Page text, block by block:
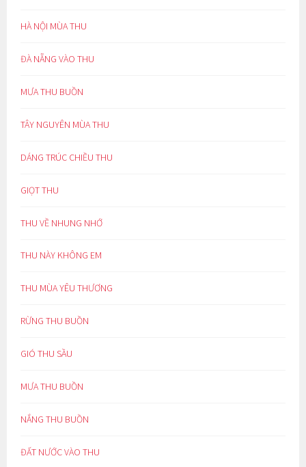
HÀ NỘI MÙA THU
ĐÀ NẴNG VÀO THU
MƯA THU BUỒN
TÂY NGUYÊN MÙA THU
DÁNG TRÚC CHIỀU THU
GIỌT THU
THU VỀ NHUNG NHỚ
THU NÀY KHÔNG EM
THU MÙA YÊU THƯƠNG
RỪNG THU BUỒN
GIÓ THU SẦU
MƯA THU BUỒN
NẮNG THU BUỒN
ĐẤT NƯỚC VÀO THU